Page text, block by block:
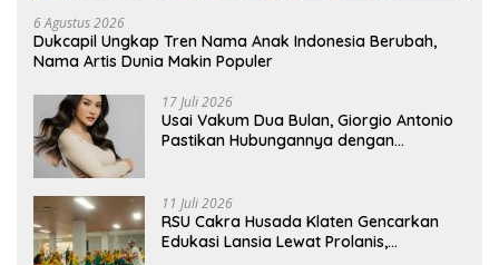
6 Agustus 2026
Dukcapil Ungkap Tren Nama Anak Indonesia Berubah,
Nama Artis Dunia Makin Populer
17 Juli 2026
Usai Vakum Dua Bulan, Giorgio Antonio
Pastikan Hubungannya dengan
11 Juli 2026
RSU Cakra Husada Klaten Gencarkan
Edukasi Lansia Lewat Prolanis,